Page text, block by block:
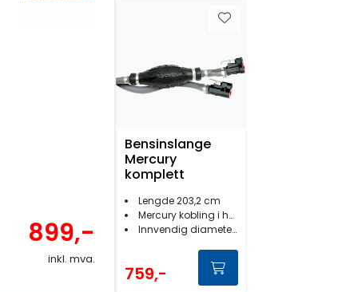
899,-
inkl. mva.
Bensinslange
Mercury
komplett
Lengde 203,2 cm
Mercury kobling i hver ende
Innvendig diameter: 3/8''
759,-